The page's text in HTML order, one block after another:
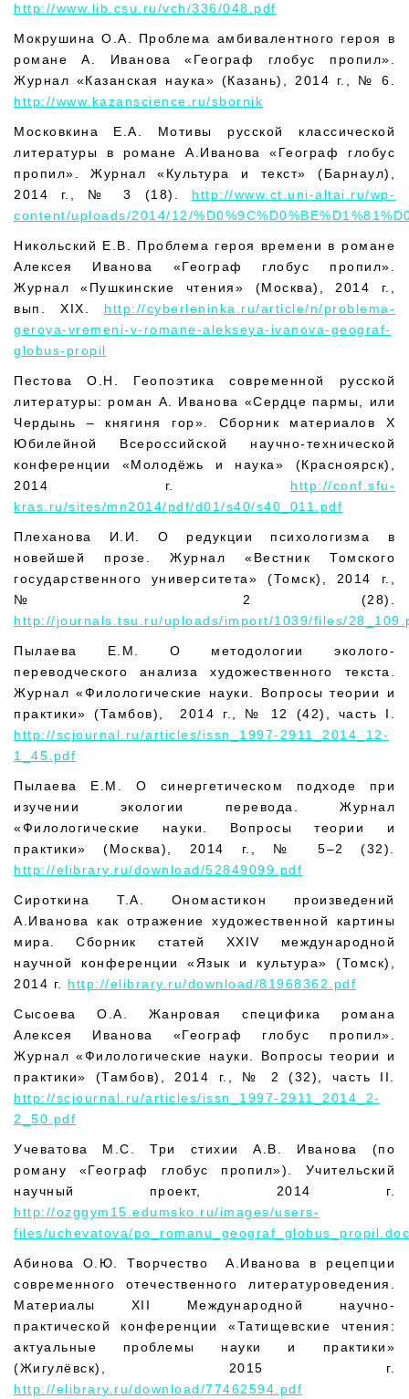
http://www.lib.csu.ru/vch/336/048.pdf
Мокрушина О.А. Проблема амбивалентного героя в
романе А. Иванова «Географ глобус пропил».
Журнал «Казанская наука» (Казань), 2014 г., № 6.
http://www.kazanscience.ru/sbornik
Московкина Е.А. Мотивы русской классической
литературы в романе А.Иванова «Географ глобус
пропил». Журнал «Культура и текст» (Барнаул),
2014 г., № 3 (18). http://www.ct.uni-altai.ru/wp-
content/uploads/2014/12/
Никольский Е.В. Проблема героя времени в романе
Алексея Иванова «Географ глобус пропил».
Журнал «Пушкинские чтения» (Москва), 2014 г.,
вып. XIX. http://cyberleninka.ru/article/n/problema-
geroya-vremeni-v-romane-alekseya-ivanova-geograf-
globus-propil
Пестова О.Н. Геопоэтика современной русской
литературы: роман А. Иванова «Сердце пармы, или
Чердынь – княгиня гор». Сборник материалов Х
Юбилейной Всероссийской научно-технической
конференции «Молодёжь и наука» (Красноярск),
2014 г. http://conf.sfu-
kras.ru/sites/mn2014/pdf/d01/s40/s40_011.pdf
Плеханова И.И. О редукции психологизма в
новейшей прозе. Журнал «Вестник Томского
государственного университета» (Томск), 2014 г.,
№ 2 (28).
http://journals.tsu.ru/uploads/import/1039/files/
Пылаева Е.М. О методологии эколого-
переводческого анализа художественного текста.
Журнал «Филологические науки. Вопросы теории и
практики» (Тамбов), 2014 г., № 12 (42), часть I.
http://scjournal.ru/articles/issn_1997-2911_2014_12-
1_45.pdf
Пылаева Е.М. О синергетическом подходе при
изучении экологии перевода. Журнал
«Филологические науки. Вопросы теории и
практики» (Москва), 2014 г., № 5–2 (32).
http://elibrary.ru/download/52849099.pdf
Сироткина Т.А. Ономастикон произведений
А.Иванова как отражение художественной картины
мира. Сборник статей XXIV международной
научной конференции «Язык и культура» (Томск),
2014 г. http://elibrary.ru/download/81968362.pdf
Сысоева О.А. Жанровая специфика романа
Алексея Иванова «Географ глобус пропил».
Журнал «Филологические науки. Вопросы теории и
практики» (Тамбов), 2014 г., № 2 (32), часть II.
http://scjournal.ru/articles/issn_1997-2911_2014_2-
2_50.pdf
Учеватова М.С. Три стихии А.В. Иванова (по
роману «Географ глобус пропил»). Учительский
научный проект, 2014 г.
http://ozggym15.edumsko.ru/images/users-
files/uchevatova/
Абинова О.Ю. Творчество А.Иванова в рецепции
современного отечественного литературоведения.
Материалы XII Международной научно-
практической конференции «Татищевские чтения:
актуальные проблемы науки и практики»
(Жигулёвск), 2015 г.
http://elibrary.ru/download/77462594.pdf